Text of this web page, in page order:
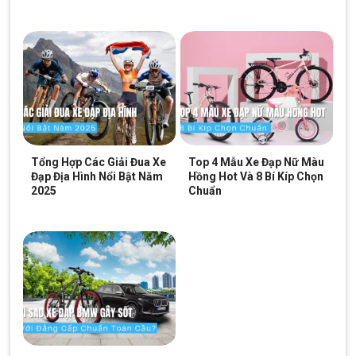
Tay lái và yên xe linh hoạt giúp bé ngồi lái thoải mái
Lưu ý: Khi điều chỉnh yên, phụ huynh nên lưu ý để mũi chân
hoặc cả bàn chân của trẻ có thể chạm đất khi dừng xe, giúp bé
giữ thăng bằng và xử lý tình huống an toàn hơn. Bạn có thể nhờ
nhân viên tư vấn căn chỉnh độ cao yên phù hợp với con.
Tổng Hợp Các Giải Đua Xe
Đạp Địa Hình Nổi Bật Năm
2025
Top 4 Mẫu Xe Đạp Nữ Màu
Hồng Hot Và 8 Bí Kíp Chọn
Chuẩn